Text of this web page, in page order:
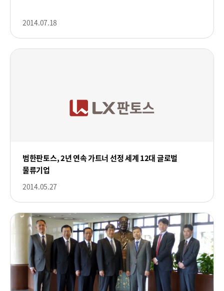
2014.07.18
범한판토스, 2년 연속 가트너 선정 세계 12대 글로벌
물류기업
2014.05.27